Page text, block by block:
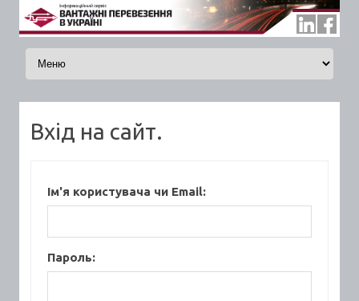
Skip to content
Вхід на сайт.
Ім'я користувача чи Email:
Пароль: